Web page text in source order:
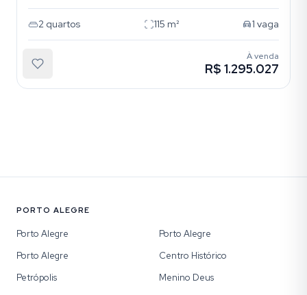
2 quartos 115 m² 1 vaga
À venda
R$ 1.295.027
PORTO ALEGRE
Porto Alegre
Porto Alegre
Porto Alegre
Centro Histórico
Petrópolis
Menino Deus